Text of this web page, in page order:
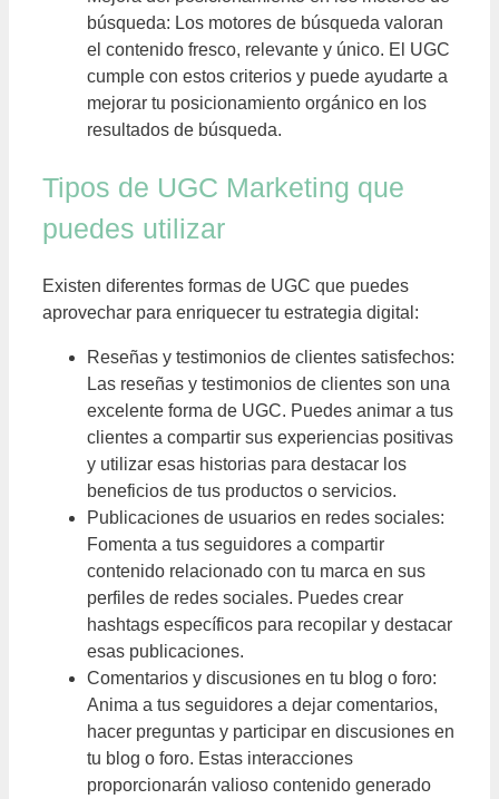
búsqueda: Los motores de búsqueda valoran
el contenido fresco, relevante y único. El UGC
cumple con estos criterios y puede ayudarte a
mejorar tu posicionamiento orgánico en los
resultados de búsqueda.
Tipos de UGC Marketing que
puedes utilizar
Existen diferentes formas de UGC que puedes
aprovechar para enriquecer tu estrategia digital:
Reseñas y testimonios de clientes satisfechos:
Las reseñas y testimonios de clientes son una
excelente forma de UGC. Puedes animar a tus
clientes a compartir sus experiencias positivas
y utilizar esas historias para destacar los
beneficios de tus productos o servicios.
Publicaciones de usuarios en redes sociales:
Fomenta a tus seguidores a compartir
contenido relacionado con tu marca en sus
perfiles de redes sociales. Puedes crear
hashtags específicos para recopilar y destacar
esas publicaciones.
Comentarios y discusiones en tu blog o foro:
Anima a tus seguidores a dejar comentarios,
hacer preguntas y participar en discusiones en
tu blog o foro. Estas interacciones
proporcionarán valioso contenido generado